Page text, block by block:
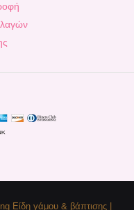
Είδη γάμου & βάπτισης |